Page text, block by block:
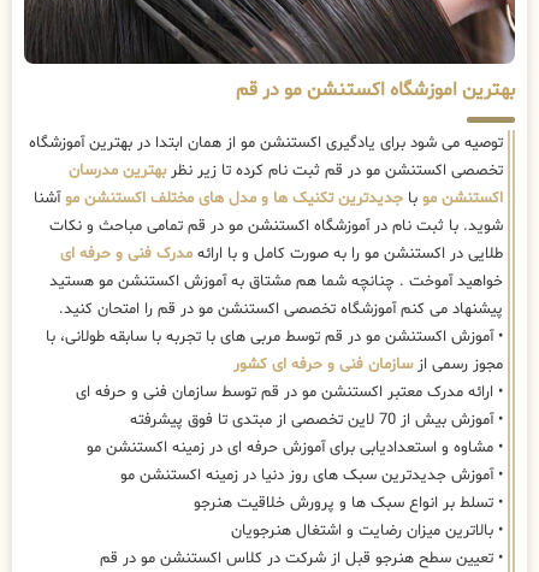
بهترین اموزشگاه اکستنشن مو در قم
توصیه می شود برای یادگیری اکستنشن مو از همان ابتدا در بهترین آموزشگاه
تخصصی اکستنشن مو در قم ثبت نام کرده تا زیر نظربهترین مدرسان
اکستنشن مو با جدیدترین تکنیک ها و مدل های مختلف اکستنشن موآشنا
شوید. با ثبت نام در آموزشگاه اکستنشن مو در قم تمامی مباحث و نکات
طلایی در اکستنشن مو را به صورت کامل و با ارائه مدرک فنی و حرفه ای
خواهید آموخت . چنانچه شما هم مشتاق به آموزش اکستنشن مو هستید
پیشنهاد می کنم آموزشگاه تخصصی اکستنشن مو در قم را امتحان کنید.
• آموزش اکستنشن مو در قم توسط مربی های با تجربه با سابقه طولانی، با
مجوز رسمی ازسازمان فنی و حرفه ای کشور
• ارائه مدرک معتبر اکستنشن مو در قم توسط سازمان فنی و حرفه ای
• آموزش بیش از 70 لاین تخصصی از مبتدی تا فوق پیشرفته
• مشاوه و استعدادیابی برای آموزش حرفه ای در زمینه اکستنشن مو
• آموزش جدیدترین سبک های روز دنیا در زمینه اکستنشن مو
• تسلط بر انواع سبک ها و پرورش خلاقیت هنرجو
• بالاترین میزان رضایت و اشتغال هنرجویان
• تعیین سطح هنرجو قبل از شرکت در کلاس اکستنشن مو در قم